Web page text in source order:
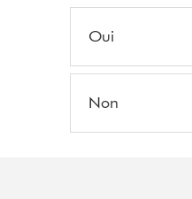
Oui
Non